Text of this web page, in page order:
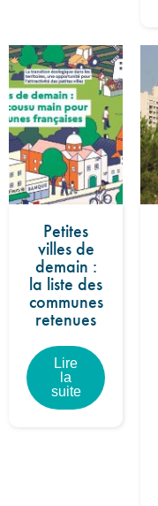
Petites
villes de
demain :
la liste des
communes
retenues
Lire
la
suite